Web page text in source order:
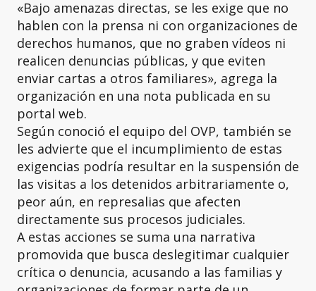
«Bajo amenazas directas, se les exige que no
hablen con la prensa ni con organizaciones de
derechos humanos, que no graben vídeos ni
realicen denuncias públicas, y que eviten
enviar cartas a otros familiares», agrega la
organización en una nota publicada en su
portal web.
Según conoció el equipo del OVP, también se
les advierte que el incumplimiento de estas
exigencias podría resultar en la suspensión de
las visitas a los detenidos arbitrariamente o,
peor aún, en represalias que afecten
directamente sus procesos judiciales.
A estas acciones se suma una narrativa
promovida que busca deslegitimar cualquier
crítica o denuncia, acusando a las familias y